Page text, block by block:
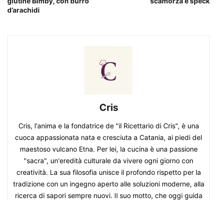
d’arachidi
Cris
Cris, l'anima e la fondatrice de "il Ricettario di Cris", è una
cuoca appassionata nata e cresciuta a Catania, ai piedi del
maestoso vulcano Etna. Per lei, la cucina è una passione
"sacra", un'eredità culturale da vivere ogni giorno con
creatività. La sua filosofia unisce il profondo rispetto per la
tradizione con un ingegno aperto alle soluzioni moderne, alla
ricerca di sapori sempre nuovi. Il suo motto, che oggi guida